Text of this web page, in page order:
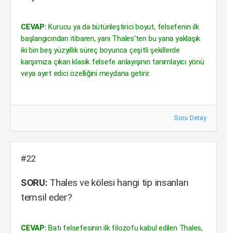
CEVAP: Kurucu ya da bütünleştirici boyut, felsefenin ilk
başlangıcından itibaren, yani Thales’ten bu yana yaklaşık
iki bin beş yüzyıllık süreç boyunca çeşitli şekillerde
karşımıza çıkan klasik felsefe anlayışının tanımlayıcı yönü
veya ayırt edici özelliğini meydana getirir.
Soru Detay
#22
SORU: Thales ve kölesi hangi tip insanları
temsil eder?
CEVAP: Batı felsefesinin ilk filozofu kabul edilen Thales,